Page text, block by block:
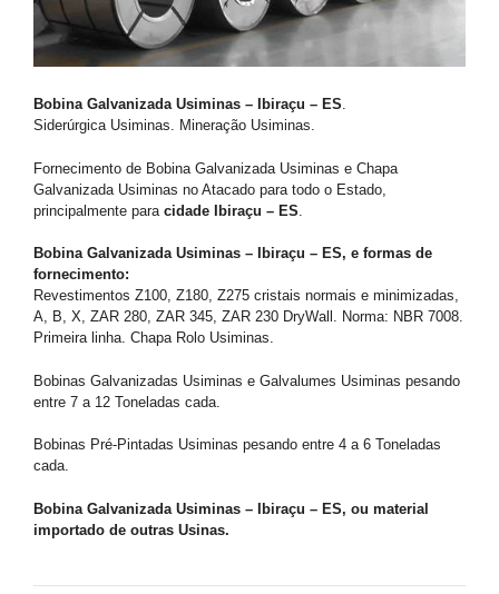
Bobina Galvanizada Usiminas – Ibiraçu – ES.
Siderúrgica Usiminas. Mineração Usiminas.
Fornecimento de Bobina Galvanizada Usiminas e Chapa
Galvanizada Usiminas no Atacado para todo o Estado,
principalmente para cidade Ibiraçu – ES
Bobina Galvanizada Usiminas – Ibiraçu – ES, e formas de
fornecimento:
Revestimentos Z100, Z180, Z275 cristais normais e minimizadas,
A, B, X, ZAR 280, ZAR 345, ZAR 230 DryWall. Norma: NBR 7008.
Primeira linha. Chapa Rolo Usiminas.
Bobinas Galvanizadas Usiminas e Galvalumes Usiminas pesando
entre 7 a 12 Toneladas cada.
Bobinas Pré-Pintadas Usiminas pesando entre 4 a 6 Toneladas
cada.
Bobina Galvanizada Usiminas – Ibiraçu – ES, ou material
importado de outras Usinas.